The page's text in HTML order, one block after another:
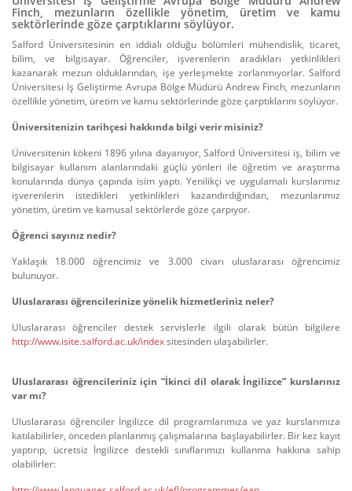
Finch, mezunların özellikle yönetim, üretim ve kamu
sektörlerinde göze çarptıklarını söylüyor.
Salford Üniversitesinin en iddialı olduğu bölümleri mühendislik, ticaret,
bilim, ve bilgisayar. Öğrenciler, işverenlerin aradıkları yetkinlikleri
kazanarak mezun olduklarından, işe yerleşmekte zorlanmıyorlar. Salford
Üniversitesi İş Geliştirme Avrupa Bölge Müdürü Andrew Finch, mezunların
özellikle yönetim, üretim ve kamu sektörlerinde göze çarptıklarını söylüyor.
Üniversitenizin tarihçesi hakkında bilgi verir misiniz?
Üniversitenin kökeni 1896 yılına dayanıyor, Salford Üniversitesi iş, bilim ve
bilgisayar kullanım alanlarındaki güçlü yönleri ile öğretim ve araştırma
konularında dünya çapında isim yaptı. Yenilikçi ve uygulamalı kurslarımız
işverenlerin istedikleri yetkinlikleri kazandırdığından, mezunlarımız
yönetim, üretim ve kamusal sektörlerde göze çarpıyor.
Öğrenci sayınız nedir?
Yaklaşık 18.000 öğrencimiz ve 3.000 civarı uluslararası öğrencimiz
bulunuyor.
Uluslararası öğrencilerinize yönelik hizmetleriniz neler?
Uluslararası öğrenciler destek servislerle ilgili olarak bütün bilgilere
http://www.isite.salford.ac.uk/indexsitesinden ulaşabilirler.
Uluslararası öğrencileriniz için “İkinci dil olarak İngilizce” kurslarınız
var mı?
Uluslararası öğrenciler İngilizce dil programlarımıza ve yaz kurslarımıza
katılabilirler, önceden planlanmış çalışmalarına başlayabilirler. Bir kez kayıt
yaptırıp, ücretsiz İngilizce destekli sınıflarımızı kullanma hakkına sahip
olabilirler: